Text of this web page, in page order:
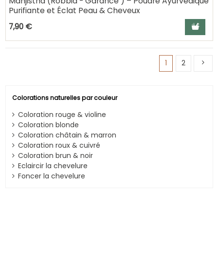
Purifiante et Éclat Peau & Cheveux
7,90 €
Ajouter
1 2
Colorations naturelles par couleur
Coloration rouge & violine
Coloration blonde
Coloration châtain & marron
Coloration roux & cuivré
Coloration brun & noir
Eclaircir la chevelure
Foncer la chevelure